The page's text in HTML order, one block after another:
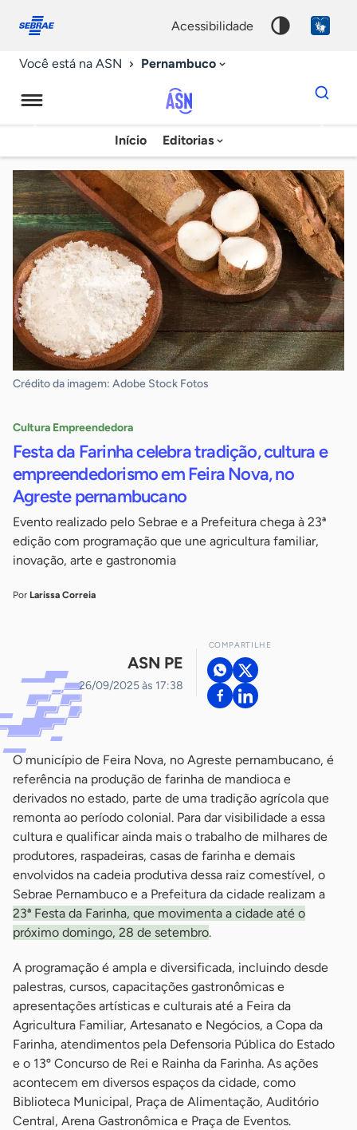
conosco
acessibilidade
Você está na ASN Pernambuco
Agência
Sebrae
de
Notícias
Início Editorias
Dados
para
chave
Crédito da imagem: Adobe Stock Fotos
Cultura Empreendedora
Festa da Farinha celebra tradição, cultura e
empreendedorismo em Feira Nova, no
Agreste pernambucano
Evento realizado pelo Sebrae e a Prefeitura chega à 23ª
edição com programação que une agricultura familiar,
inovação, arte e gastronomia
Por Larissa Correia
ASN PE
26/09/2025 às 17:38
COMPARTILHE
O município de Feira Nova, no Agreste pernambucano, é
referência na produção de farinha de mandioca e
derivados no estado, parte de uma tradição agrícola que
remonta ao período colonial. Para dar visibilidade a essa
cultura e qualificar ainda mais o trabalho de milhares de
produtores, raspadeiras, casas de farinha e demais
envolvidos na cadeia produtiva dessa raiz comestível, o
Sebrae Pernambuco e a Prefeitura da cidade realizam a
23ª Festa da Farinha, que movimenta a cidade até o
próximo domingo, 28 de setembro.
A programação é ampla e diversificada, incluindo desde
palestras, cursos, capacitações gastronômicas e
apresentações artísticas e culturais até a Feira da
Agricultura Familiar, Artesanato e Negócios, a Copa da
Farinha, atendimentos pela Defensoria Pública do Estado
e o 13º Concurso de Rei e Rainha da Farinha. As ações
acontecem em diversos espaços da cidade, como
Biblioteca Municipal, Praça de Alimentação, Auditório
Central, Arena Gastronômica e Praça de Eventos.